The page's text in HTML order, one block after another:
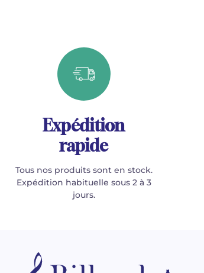
Expédition
rapide
Tous nos produits sont en stock.
Expédition habituelle sous 2 à 3
jours.